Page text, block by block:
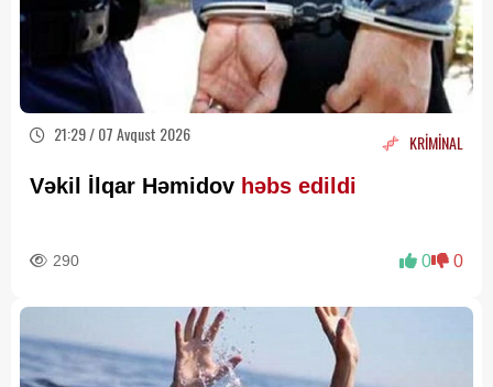
21:29 / 07 Avqust 2026 KRİMİNAL
Vəkil İlqar Həmidov həbs edildi
290 0 0